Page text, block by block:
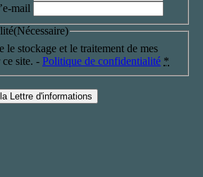
mail
(Nécessaire)
le stockage et le traitement de mes
ce site. - Politique de confidentialité *